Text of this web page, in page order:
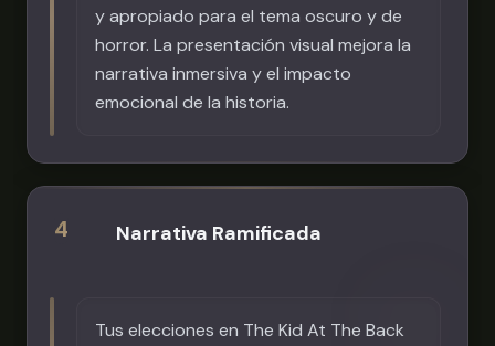
y apropiado para el tema oscuro y de
horror. La presentación visual mejora la
narrativa inmersiva y el impacto
emocional de la historia.
4 Narrativa Ramificada
Tus elecciones en The Kid At The Back